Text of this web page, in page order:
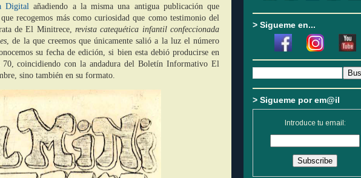
Digital añadiendo a la misma una antigua publicación que
recogemos más como curiosidad que como testimonio del
de El Minitrece,revista catequética infantil confeccionada
, de la que creemos que únicamente salió a la luz el número
su fecha de edición, si bien esta debió producirse en
70, coincidiendo con la andadura del Boletín Informativo El
sino también en su formato.
> Sigueme en...
> Sigueme por em@il
Introduce tu email: